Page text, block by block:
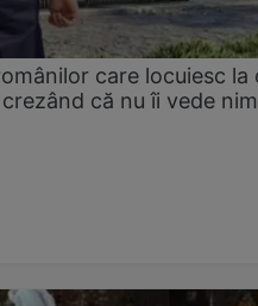
care locuiesc la
că nu îi vede